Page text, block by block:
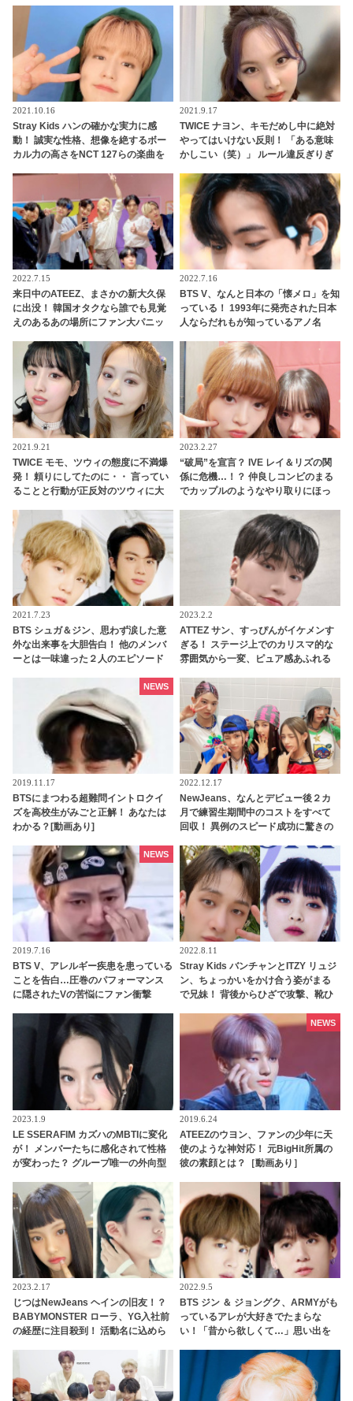
2021.10.16
Stray Kids ハンの確かな実力に感
動！ 誠実な性格、想像を絶するボー
カル力の高さをNCT 127らの楽曲を
2021.9.17
TWICE ナヨン、キモだめし中に絶対
やってはいけない反則！ 「ある意味
かしこい（笑）」 ルール違反ぎりぎ
2022.7.15
来日中のATEEZ、まさかの新大久保
に出没！ 韓国オタクなら誰でも見覚
えのあるあの場所にファン大パニッ
2022.7.16
BTS V、なんと日本の「懐メロ」を知
っている！ 1993年に発売された日本
人ならだれもが知っているアノ名
ンションで話す彼の姿にファン衝撃
2021.9.21
TWICE モモ、ツウィの態度に不満爆
発！ 頼りにしてたのに・・ 言ってい
ることと行動が正反対のツウィに大
2023.2.27
“破局”を宣言？ IVE レイ＆リズの関
係に危機…！？ 仲良しコンビのまる
でカップルのようなやり取りにほっ
2021.7.23
BTS シュガ＆ジン、思わず涙した意
外な出来事を大胆告白！ 他のメンバ
ーとは一味違った２人のエピソード
しな２人の息ピッタリな回答にほっ
2023.2.2
ATTEZ サン、すっぴんがイケメンす
ぎる！ ステージ上でのカリスマ的な
雰囲気から一変、ピュア感あふれる
2019.11.17
BTSにまつわる超難問イントロクイ
ズを高校生がみごと正解！ あなたは
わかる？[動画あり]
NEWS
2022.12.17
NewJeans、なんとデビュー後２カ
月で練習生期間中のコストをすべて
回収！ 異例のスピード成功に驚きの
バーたちのお金の使い道は・・？
2019.7.16
BTS V、アレルギー疾患を患っている
ことを告白…圧巻のパフォーマンス
に隠されたVの苦悩にファン衝撃
NEWS
2022.8.11
Stray Kids バンチャンとITZY リュジ
ン、ちょっかいをかけ合う姿がまる
で兄妹！ 背後からひざで攻撃、靴ひ
JYPアーティストのやり取りにほっこ
り
2023.1.9
LE SSERAFIM カズハのMBTIに変化
が！ メンバーたちに感化されて性格
が変わった？ グループ唯一の外向型
訳ない」
2019.6.24
ATEEZのウヨン、ファンの少年に天
使のような神対応！ 元BigHit所属の
彼の素顔とは？［動画あり］
NEWS
2023.2.17
じつはNewJeans ヘインの旧友！？
BABYMONSTER ローラ、YG入社前
の経歴に注目殺到！ 活動名に込めら
2022.9.5
BTS ジン ＆ ジョングク、ARMYがも
っているアレが大好きでたまらな
い！「昔から欲しくて…」思い出を
虜にしたその正体とはいったい何？